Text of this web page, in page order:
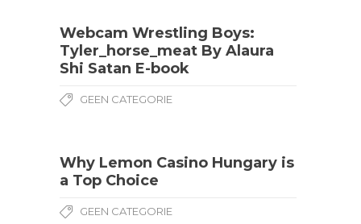
Webcam Wrestling Boys:
Tyler_horse_meat By Alaura
Shi Satan E-book
GEEN CATEGORIE
Why Lemon Casino Hungary is
a Top Choice
GEEN CATEGORIE